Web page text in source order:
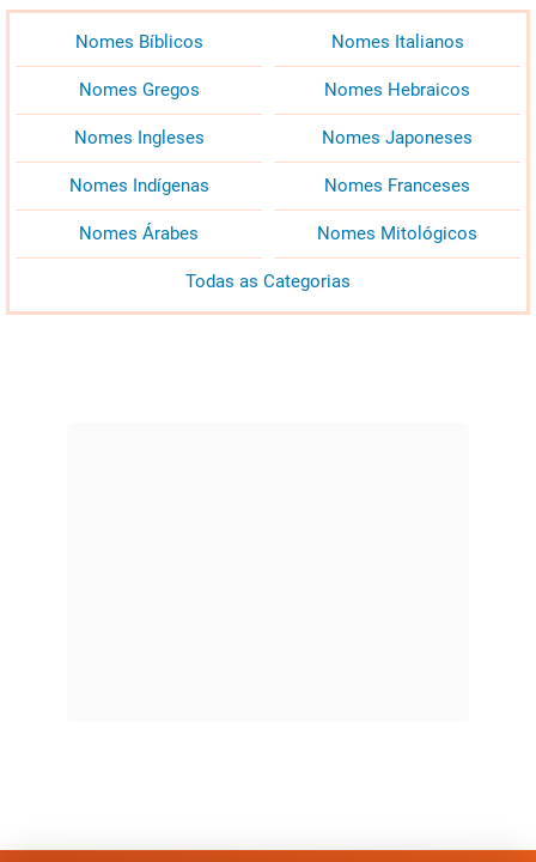
Nomes Bíblicos Nomes Italianos
Nomes Gregos Nomes Hebraicos
Nomes Ingleses Nomes Japoneses
Nomes Indígenas Nomes Franceses
Nomes Árabes Nomes Mitológicos
Todas as Categorias